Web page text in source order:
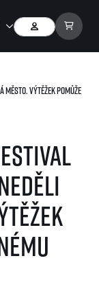
Výtěžek pomůže